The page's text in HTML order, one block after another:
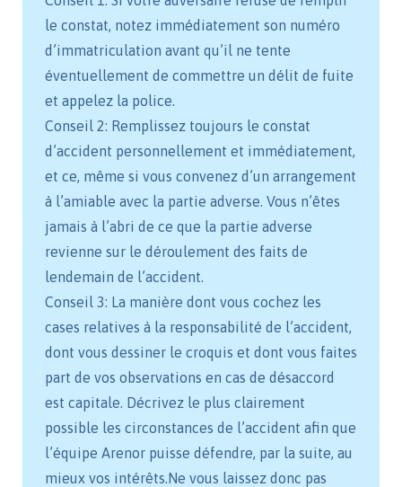
le constat, notez immédiatement son numéro
d’immatriculation avant qu’il ne tente
éventuellement de commettre un délit de fuite
et appelez la police.
Conseil 2: Remplissez toujours le constat
d’accident personnellement et immédiatement,
et ce, même si vous convenez d’un arrangement
à l’amiable avec la partie adverse. Vous n’êtes
jamais à l’abri de ce que la partie adverse
revienne sur le déroulement des faits de
lendemain de l’accident.
Conseil 3: La manière dont vous cochez les
cases relatives à la responsabilité de l’accident,
dont vous dessiner le croquis et dont vous faites
part de vos observations en cas de désaccord
est capitale. Décrivez le plus clairement
possible les circonstances de l’accident afin que
l’équipe Arenor puisse défendre, par la suite, au
mieux vos intérêts.Ne vous laissez donc pas